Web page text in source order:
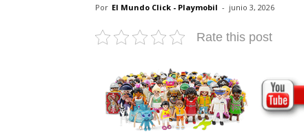
Por El Mundo Click - Playmobil - junio 3, 2026
Rate this post